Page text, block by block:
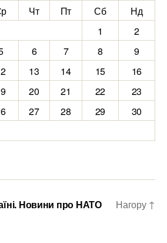
Чт Пт Сб
Нд
1
2
6 7 8
9
13 14 15
16
20 21 22
23
27 28 29
30
Новини про НАТО
Нагору ↑